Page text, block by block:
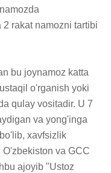
rakat namozni tartibi
bu joynamoz katta
o'rganish yoki
qulay vositadir. U 7
va yong'inga
xavfsizlik
va GCC
ajoyib "Ustoz